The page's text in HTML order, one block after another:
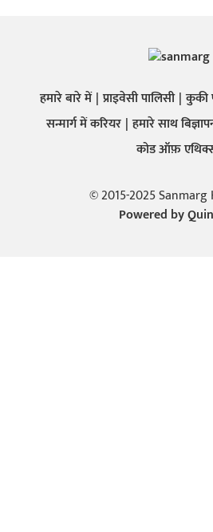
हमारे बारे में प्राइवेसी पालिसी कुकी
सन्मार्ग में करियर हमारे साथ
कोड ऑफ़
© 2015-2025
Powered by